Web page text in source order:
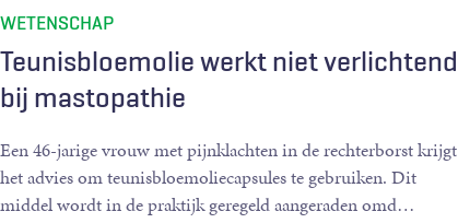
Teunisbloemolie werkt niet verlichtend
bij mastopathie
WETENSCHAP
Een 46-jarige vrouw met pijnklachten in de rechterborst krijgt
het advies om teunisbloemoliecapsules te gebruiken. Dit
middel wordt in de praktijk geregeld aangeraden omd…